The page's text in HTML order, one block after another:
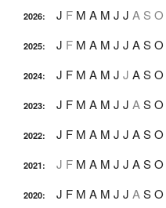
2026: J F M A M J J A S O
2025: J F M A M J J ASO
2024: J F M A M J J ASO
2023: J F M A M J J ASO
2022: J F M A M J J ASO
2021: J F M A M J J ASO
2020: J F M A M J J ASO